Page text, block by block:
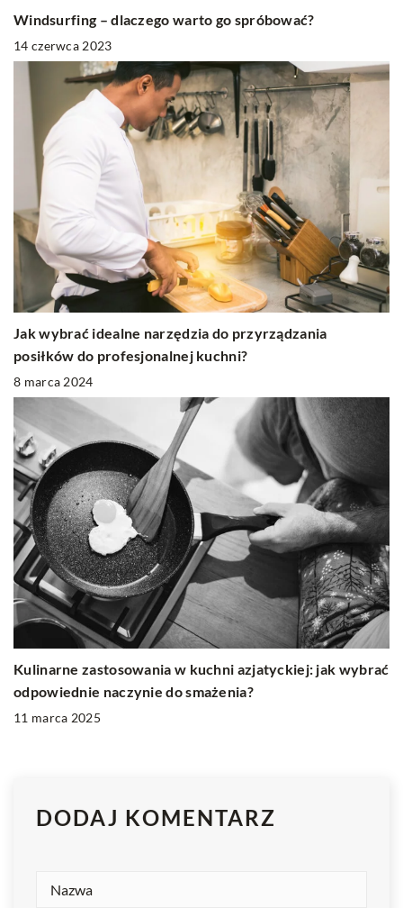
Windsurfing – dlaczego warto go spróbować?
14 czerwca 2023
Jak wybrać idealne narzędzia do przyrządzania
posiłków do profesjonalnej kuchni?
8 marca 2024
Kulinarne zastosowania w kuchni azjatyckiej: jak wybrać
odpowiednie naczynie do smażenia?
11 marca 2025
DODAJ KOMENTARZ